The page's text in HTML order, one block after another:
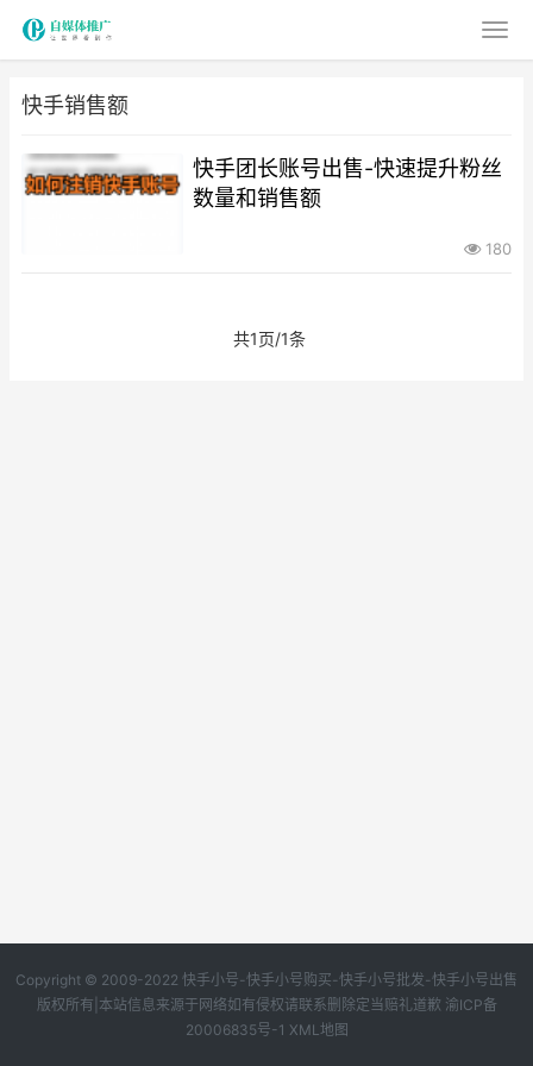
快手销售额
快手团长账号出售-快速提升粉丝
数量和销售额
180
共1页/1条
Copyright © 2009-2022 快手小号-快手小号购买-快手小号批发-快手小号出售
版权所有|本站信息来源于网络如有侵权请联系删除定当赔礼道歉 渝ICP备
20006835号-1 XML地图